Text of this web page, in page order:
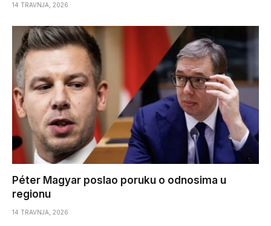
14 TRAVNJA, 2026
Péter Magyar poslao poruku o odnosima u
regionu
14 TRAVNJA, 2026